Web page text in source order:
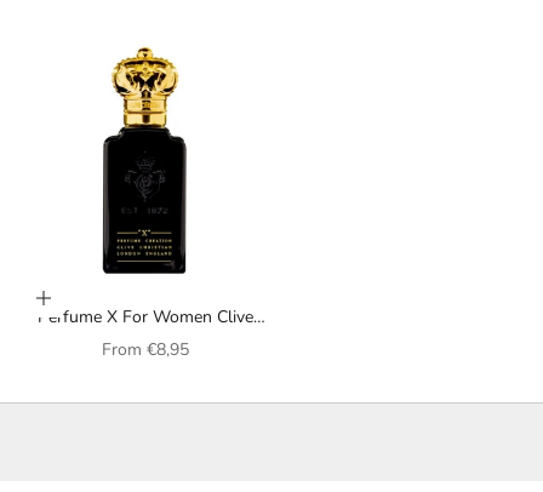
Choose options
Perfume X For Women Clive
Christian for women
Sale price
From €8,95